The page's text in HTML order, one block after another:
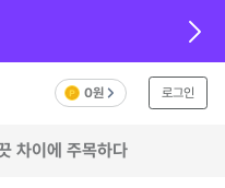
0원 로그인
차이에 주목하다